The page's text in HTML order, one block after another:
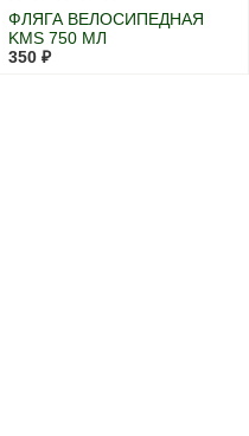
ФЛЯГА ВЕЛОСИПЕДНАЯ
KMS 750 МЛ
350 ₽